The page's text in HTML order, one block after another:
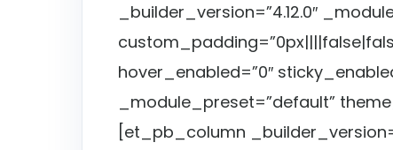
_builder_version=”4.12.0″
hover_enabled=”0″
_module_preset=”default”
[et_pb_column